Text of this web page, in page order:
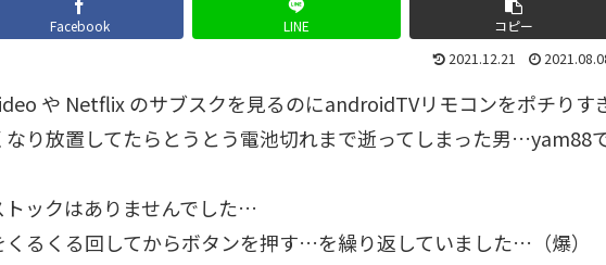
Facebook LINE コピー
2021.12.21
や Netflix のサブスクを見るのにandroidTVリモコンをポチりす
り放置してたらとうとう電池切れまで逝ってしまった男…yam88
ックはありませんでした…
るくる回してからボタンを押す…を繰り返していました…（爆）